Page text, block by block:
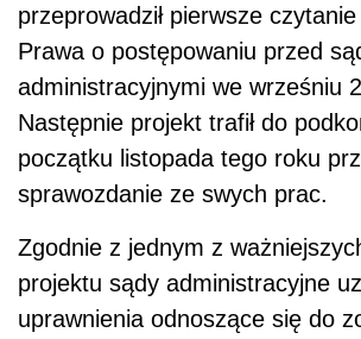
przeprowadził pierwsze
Prawa o postępowaniu przed
administracyjnymi we wrześniu
Następnie projekt trafił do
początku listopada tego roku
sprawozdanie ze swych prac.
Zgodnie z jednym z
projektu sądy administracyjne
uprawnienia odnoszące się do